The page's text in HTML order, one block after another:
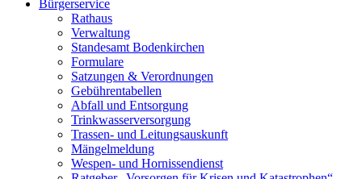
Bürgerservice
Rathaus
Verwaltung
Standesamt Bodenkirchen
Formulare
Satzungen & Verordnungen
Gebührentabellen
Abfall und Entsorgung
Trinkwasserversorgung
Trassen- und Leitungsauskunft
Mängelmeldung
Wespen- und Hornissendienst